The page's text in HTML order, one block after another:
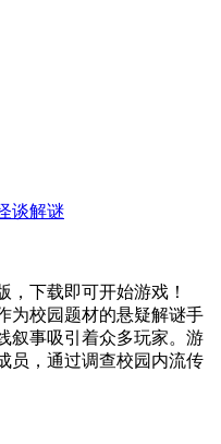
谈解谜
，下载即可开始游戏！
为校园题材的悬疑解谜手
叙事吸引着众多玩家。游
员，通过调查校园内流传